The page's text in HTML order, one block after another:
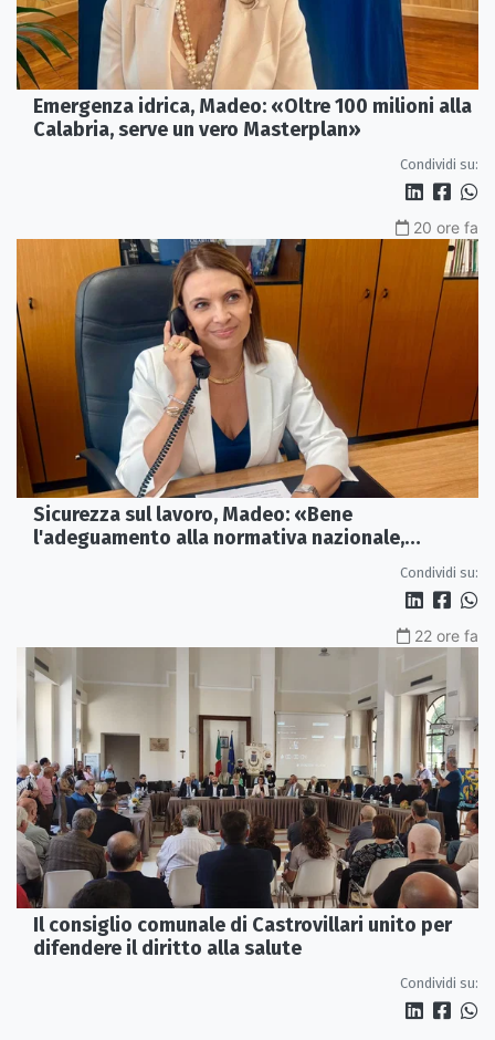
Emergenza idrica, Madeo: «Oltre 100 milioni alla
Calabria, serve un vero Masterplan»
Condividi su:
20 ore fa
Sicurezza sul lavoro, Madeo: «Bene
l'adeguamento alla normativa nazionale,
Condividi su:
22 ore fa
Il consiglio comunale di Castrovillari unito per
difendere il diritto alla salute
Condividi su: